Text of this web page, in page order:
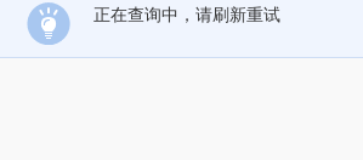
正在查询中，请刷新重试